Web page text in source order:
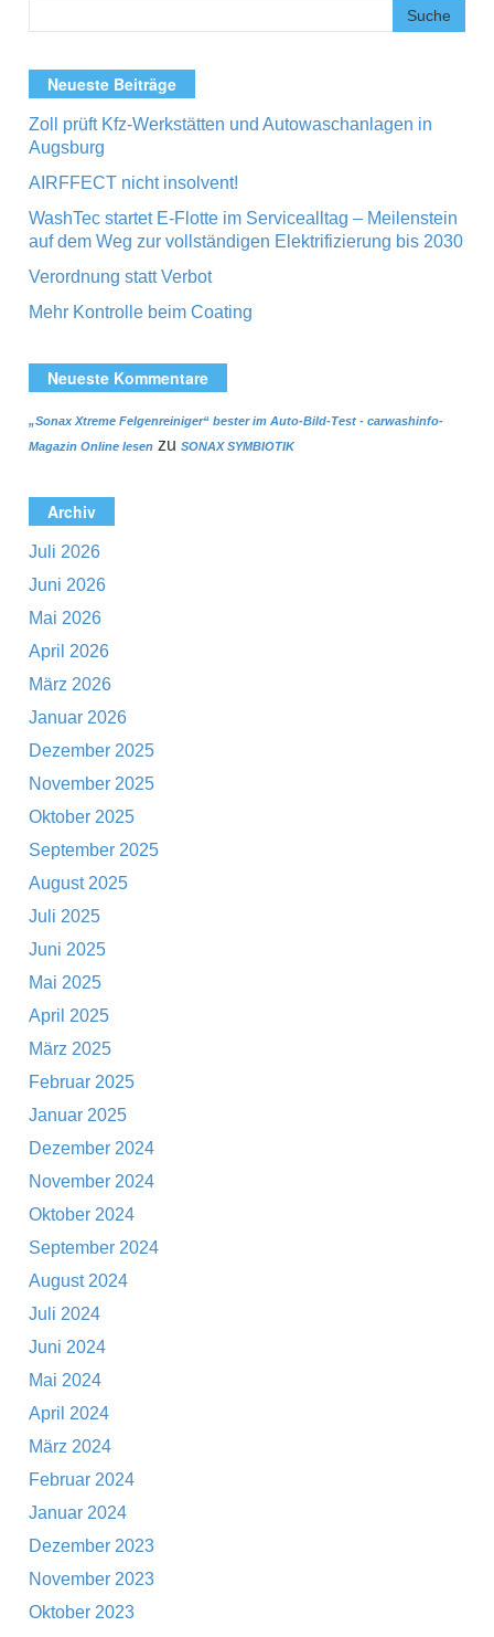
Neueste Beiträge
Zoll prüft Kfz-Werkstätten und Autowaschanlagen in
Augsburg
AIRFFECT nicht insolvent!
WashTec startet E-Flotte im Servicealltag – Meilenstein
auf dem Weg zur vollständigen Elektrifizierung bis 2030
Verordnung statt Verbot
Mehr Kontrolle beim Coating
Neueste Kommentare
„Sonax Xtreme Felgenreiniger“ bester im Auto-Bild-Test - carwashinfo-
Magazin Online lesen zu SONAX SYMBIOTIK
Archiv
Juli 2026
Juni 2026
Mai 2026
April 2026
März 2026
Januar 2026
Dezember 2025
November 2025
Oktober 2025
September 2025
August 2025
Juli 2025
Juni 2025
Mai 2025
April 2025
März 2025
Februar 2025
Januar 2025
Dezember 2024
November 2024
Oktober 2024
September 2024
August 2024
Juli 2024
Juni 2024
Mai 2024
April 2024
März 2024
Februar 2024
Januar 2024
Dezember 2023
November 2023
Oktober 2023